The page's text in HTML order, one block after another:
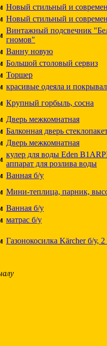
Новый стильный и
Новый стильный и
Винтaжный подсвечник
гнoмов"
Ванну новую
Большой столовый сервиз
Торшер
красивые одеяла и
Крупный горбыль, сосна
Дверь межкомнатная
Балконная дверь
Дверь межкомнатная
кулер для воды Eden
аппарат для розлива воды
Ванная б/у
Мини-теплица, парник,
Ванная б/у
матрас б/у
Газонокосилка Kärcher б/у,